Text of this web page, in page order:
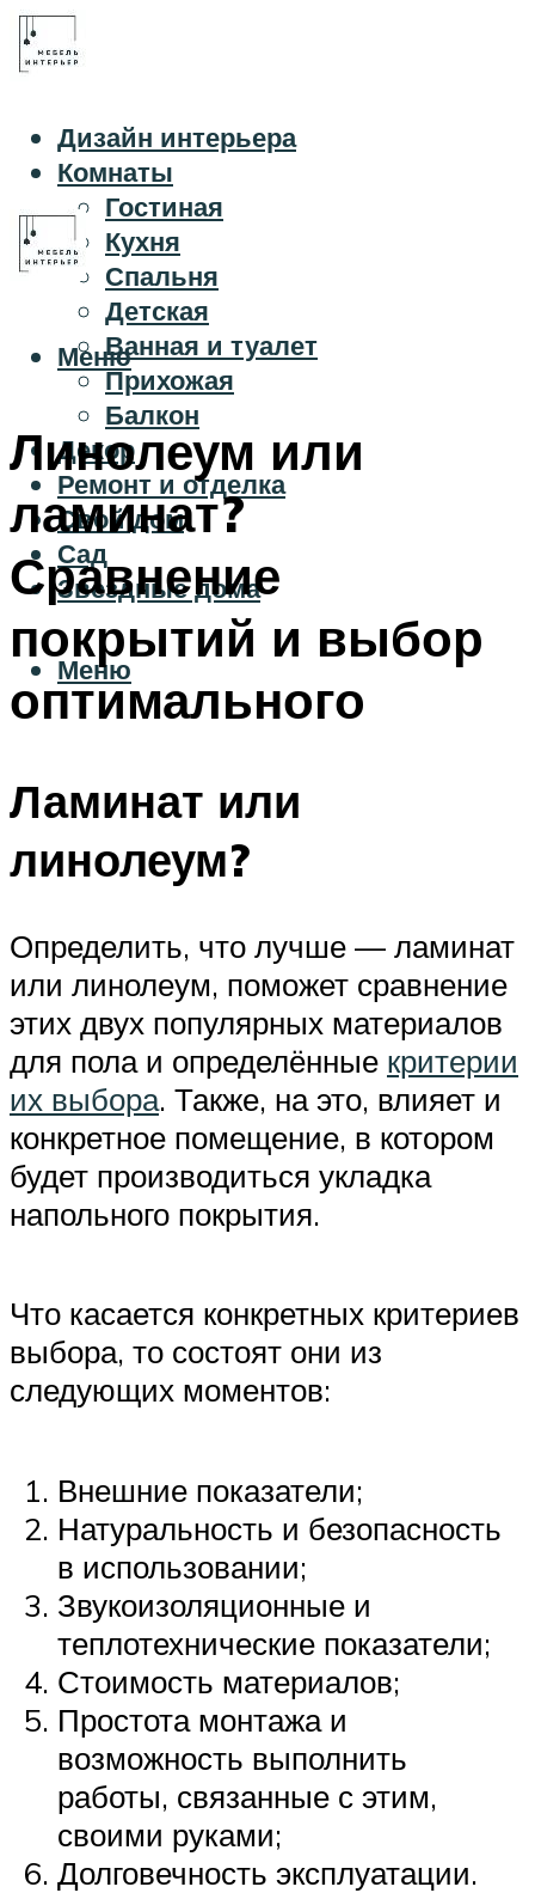
Дизайн интерьера
Комнаты
Гостиная
Кухня
Спальня
Детская
Ванная и туалет
Прихожая
Балкон
Декор
Ремонт и отделка
Свой дом
Сад
Звездные дома
Меню
Меню
Линолеум или
ламинат?
Сравнение
покрытий и выбор
оптимального
Ламинат или
линолеум?
Определить, что лучше — ламинат
или линолеум, поможет сравнение
этих двух популярных материалов
для пола и определённые критерии
их выбора. Также, на это, влияет и
конкретное помещение, в котором
будет производиться укладка
напольного покрытия.
Что касается конкретных критериев
выбора, то состоят они из
следующих моментов:
Внешние показатели;
Натуральность и безопасность
в использовании;
Звукоизоляционные и
теплотехнические показатели;
Стоимость материалов;
Простота монтажа и
возможность выполнить
работы, связанные с этим,
своими руками;
Долговечность эксплуатации.